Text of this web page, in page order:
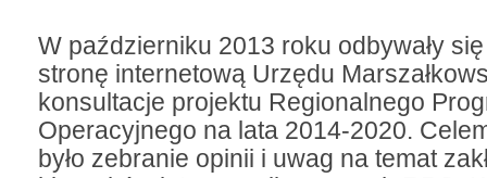
W październiku 2013 roku odbywały
stronę internetową Urzędu
konsultacje projektu Regionalnego
Operacyjnego na lata 2014-2020.
było zebranie opinii i uwag na temat